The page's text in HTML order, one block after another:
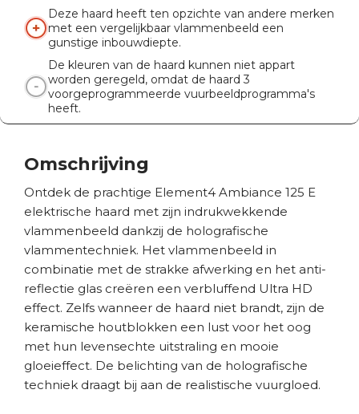
Deze haard heeft ten opzichte van andere merken
met een vergelijkbaar vlammenbeeld een
gunstige inbouwdiepte.
De kleuren van de haard kunnen niet appart
worden geregeld, omdat de haard 3
voorgeprogrammeerde vuurbeeldprogramma's
heeft.
Omschrijving
Ontdek de prachtige Element4 Ambiance 125 E
elektrische haard met zijn indrukwekkende
vlammenbeeld dankzij de holografische
vlammentechniek. Het vlammenbeeld in
combinatie met de strakke afwerking en het anti-
reflectie glas creëren een verbluffend Ultra HD
effect. Zelfs wanneer de haard niet brandt, zijn de
keramische houtblokken een lust voor het oog
met hun levensechte uitstraling en mooie
gloeieffect. De belichting van de holografische
techniek draagt bij aan de realistische vuurgloed.